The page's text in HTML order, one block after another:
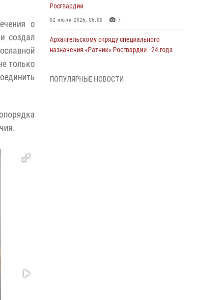
о
создал
только
Росгвардии
02 июля 2026, 06:00 7
Архангельскому отряду специального
назначения «Ратник» Росгвардии - 24 года
В Управлении Росгвардии по Архангельской
ПОПУЛЯРНЫЕ НОВОСТИ